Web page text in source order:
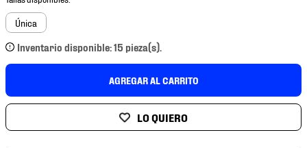
Única
Inventario disponible: 15 pieza(s).
AGREGAR AL CARRITO
4.
tenis futbol
5.
jersey
8.
chivas
9.
tenis niño